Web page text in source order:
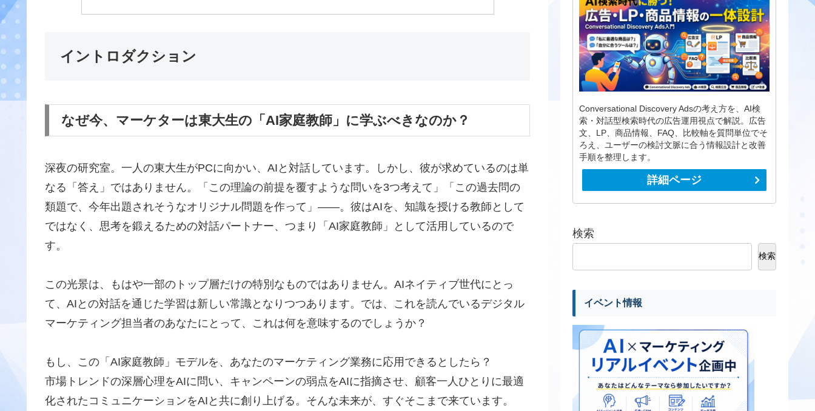
イントロダクション
なぜ今、マーケターは東大生の「AI家庭教師」に学ぶべきなのか？
深夜の研究室。一人の東大生がPCに向かい、AIと対話しています。しかし、彼が求めているのは単
なる「答え」ではありません。「この理論の前提を覆すような問いを3つ考えて」「この過去問の
類題で、今年出題されそうなオリジナル問題を作って」――。彼はAIを、知識を授ける教師として
ではなく、 思考を鍛えるための対話パートナー、つまり「AI家庭教師」として活用しているので
す。
この光景は、もはや一部のトップ層だけの特別なものではありません。AIネイティブ世代にとっ
て、AIとの対話を通じた学習は新しい常識となりつつあります。では、これを読んでいるデジタル
マーケティング担当者のあなたにとって、これは何を意味するのでしょうか？
もし、この「AI家庭教師」モデルを、あなたのマーケティング業務に応用できるとしたら？
市場トレンドの深層心理をAIに問い、キャンペーンの弱点をAIに指摘させ、顧客一人ひとりに最適
化されたコミュニケーションをAIと共に創り上げる。そんな未来が、すぐそこまで来ています。
Conversational Discovery Adsの考え方を、AI検
索・対話型検索時代の広告運用視点で解説。広告
文、LP、商品情報、FAQ、比較軸を質問単位でそ
ろえ、ユーザーの検討文脈に合う情報設計と改善
手順を整理します。
詳細ページ
検索
検索
イベント情報